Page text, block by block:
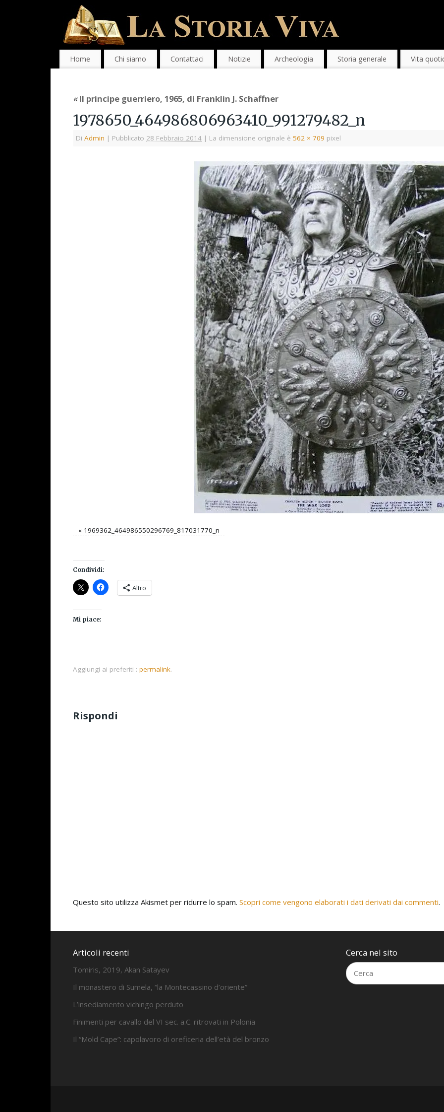
Home Chi siamo Contattaci Notizie Archeologia Storia generale Vita
«Il principe guerriero, 1965, di Franklin J. Schaffner
1978650_464986806963410_991279482_n
Di Admin | Pubblicato 28 Febbraio 2014 | La dimensione originale è 562 × 709 pixel
« 1969362_464986550296769_817031770_n
Condividi:
Altro
Mi piace:
Aggiungi ai preferiti : permalink.
Rispondi
Questo sito utilizza Akismet per ridurre lo spam. Scopri come vengono elaborati i dati derivati dai commenti.
Articoli recenti
Tomiris, 2019, Akan Satayev
Il monastero di Sumela, “la Montecassino d’oriente”
L’insediamento vichingo perduto
Finimenti per cavallo del VI sec. a.C. ritrovati in Polonia
Il “Mold Cape”: capolavoro di oreficeria dell’età del bronzo
Cerca nel sito